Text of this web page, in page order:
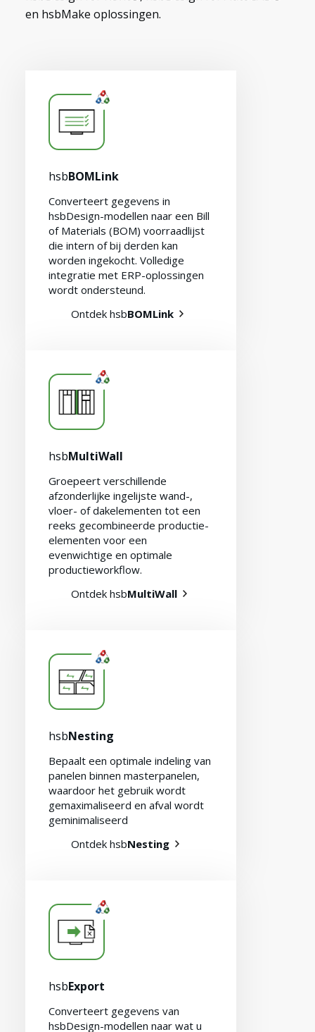
en hsbMake oplossingen.
hsbBOMLink
Converteert gegevens in
hsbDesign-modellen naar een Bill
of Materials (BOM) voorraadlijst
die intern of bij derden kan
worden ingekocht. Volledige
integratie met ERP-oplossingen
wordt ondersteund.
Ontdek hsbBOMLink
hsbMultiWall
Groepeert verschillende
afzonderlijke ingelijste wand-,
vloer- of dakelementen tot een
reeks gecombineerde productie-
elementen voor een
evenwichtige en optimale
productieworkflow.
Ontdek hsbMultiWall
hsbNesting
Bepaalt een optimale indeling van
panelen binnen masterpanelen,
waardoor het gebruik wordt
gemaximaliseerd en afval wordt
geminimaliseerd
Ontdek hsbNesting
hsbExport
Converteert gegevens van
hsbDesign-modellen naar wat u